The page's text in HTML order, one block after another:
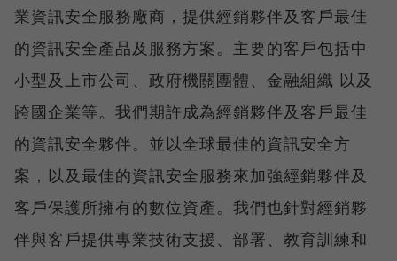
業資訊安全服務廠商，提供經銷夥伴及客戶最佳
的資訊安全產品及服務方案。主要的客戶包括中
小型及上市公司、政府機關團體、金融組織 以及
跨國企業等。我們期許成為經銷夥伴及客戶最佳
的資訊安全夥伴。並以全球最佳的資訊安全方
案，以及最佳的資訊安全服務來加強經銷夥伴及
客戶保護所擁有的數位資產。我們也針對經銷夥
伴與客戶提供專業技術支援、部署、教育訓練和